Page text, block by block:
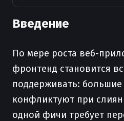
Введение
По мере роста веб-
фронтенд становится
поддерживать:
конфликтуют при
одной фичи требует